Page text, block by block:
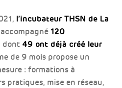
l’incubateur THSN de La
accompagné 120
dont 49 ont déjà créé leur
de 9 mois propose un
: formations à
pratiques, mise en réseau,